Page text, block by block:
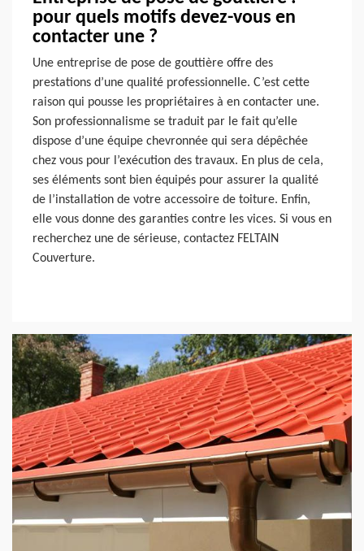
pour quels motifs devez-vous en
contacter une ?
Une entreprise de pose de gouttière offre des
prestations d’une qualité professionnelle. C’est cette
raison qui pousse les propriétaires à en contacter une.
Son professionnalisme se traduit par le fait qu’elle
dispose d’une équipe chevronnée qui sera dépêchée
chez vous pour l’exécution des travaux. En plus de cela,
ses éléments sont bien équipés pour assurer la qualité
de l’installation de votre accessoire de toiture. Enfin,
elle vous donne des garanties contre les vices. Si vous en
recherchez une de sérieuse, contactez FELTAIN
Couverture.